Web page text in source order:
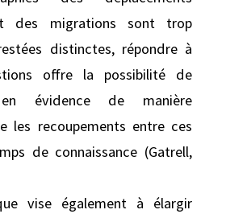
des migrations sont trop
distinctes, répondre à
offre la possibilité de
évidence de manière
les recoupements entre ces
de connaissance (Gatrell,
vise également à élargir